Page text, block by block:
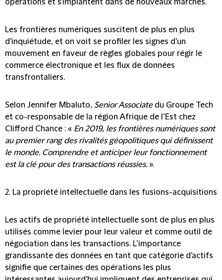
opérations et s'implantent dans de nouveaux marchés.
Les frontières numériques suscitent de plus en plus
d'inquiétude, et on voit se profiler les signes d'un
mouvement en faveur de règles globales pour régir le
commerce électronique et les flux de données
transfrontaliers.
Selon Jennifer Mbaluto, Senior Associatedu Groupe Tech
et co-responsable de la région Afrique de l’Est chez
Clifford Chance : « En 2019, les frontières numériques sont
au premier rang des rivalités géopolitiques qui définissent
le monde. Comprendre et anticiper leur fonctionnement
est la clé pour des transactions réussies. ».
2. La propriété intellectuelle dans les fusions-acquisitions
Les actifs de propriété intellectuelle sont de plus en plus
utilisés comme levier pour leur valeur et comme outil de
négociation dans les transactions. L’importance
grandissante des données en tant que catégorie d'actifs
signifie que certaines des opérations les plus